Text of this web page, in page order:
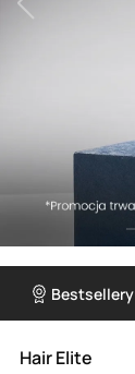
Bestsellery
Hair Elite